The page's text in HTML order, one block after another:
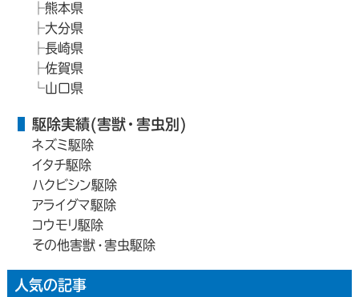
熊本県
大分県
長崎県
佐賀県
山口県
駆除実績(害獣・害虫別)
ネズミ駆除
イタチ駆除
ハクビシン駆除
アライグマ駆除
コウモリ駆除
その他害獣・害虫駆除
人気の記事